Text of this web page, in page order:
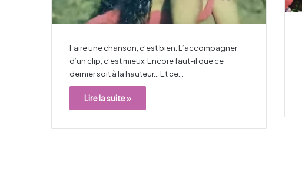
Faire une chanson, c’est bien. L’accompagner
d’un clip, c’est mieux. Encore faut-il que ce
dernier soit à la hauteur… Et ce…
Lire la suite »